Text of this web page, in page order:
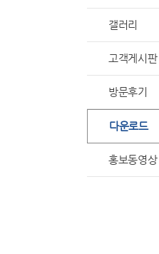
갤러리
고객게시판
방문후기
다운로드
홍보동영상